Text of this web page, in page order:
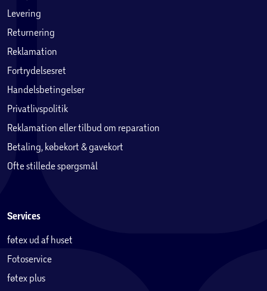
Levering
Returnering
Reklamation
Fortrydelsesret
Handelsbetingelser
Privatlivspolitik
Reklamation eller tilbud om reparation
Betaling, købekort & gavekort
Ofte stillede spørgsmål
Services
føtex ud af huset
Fotoservice
føtex plus